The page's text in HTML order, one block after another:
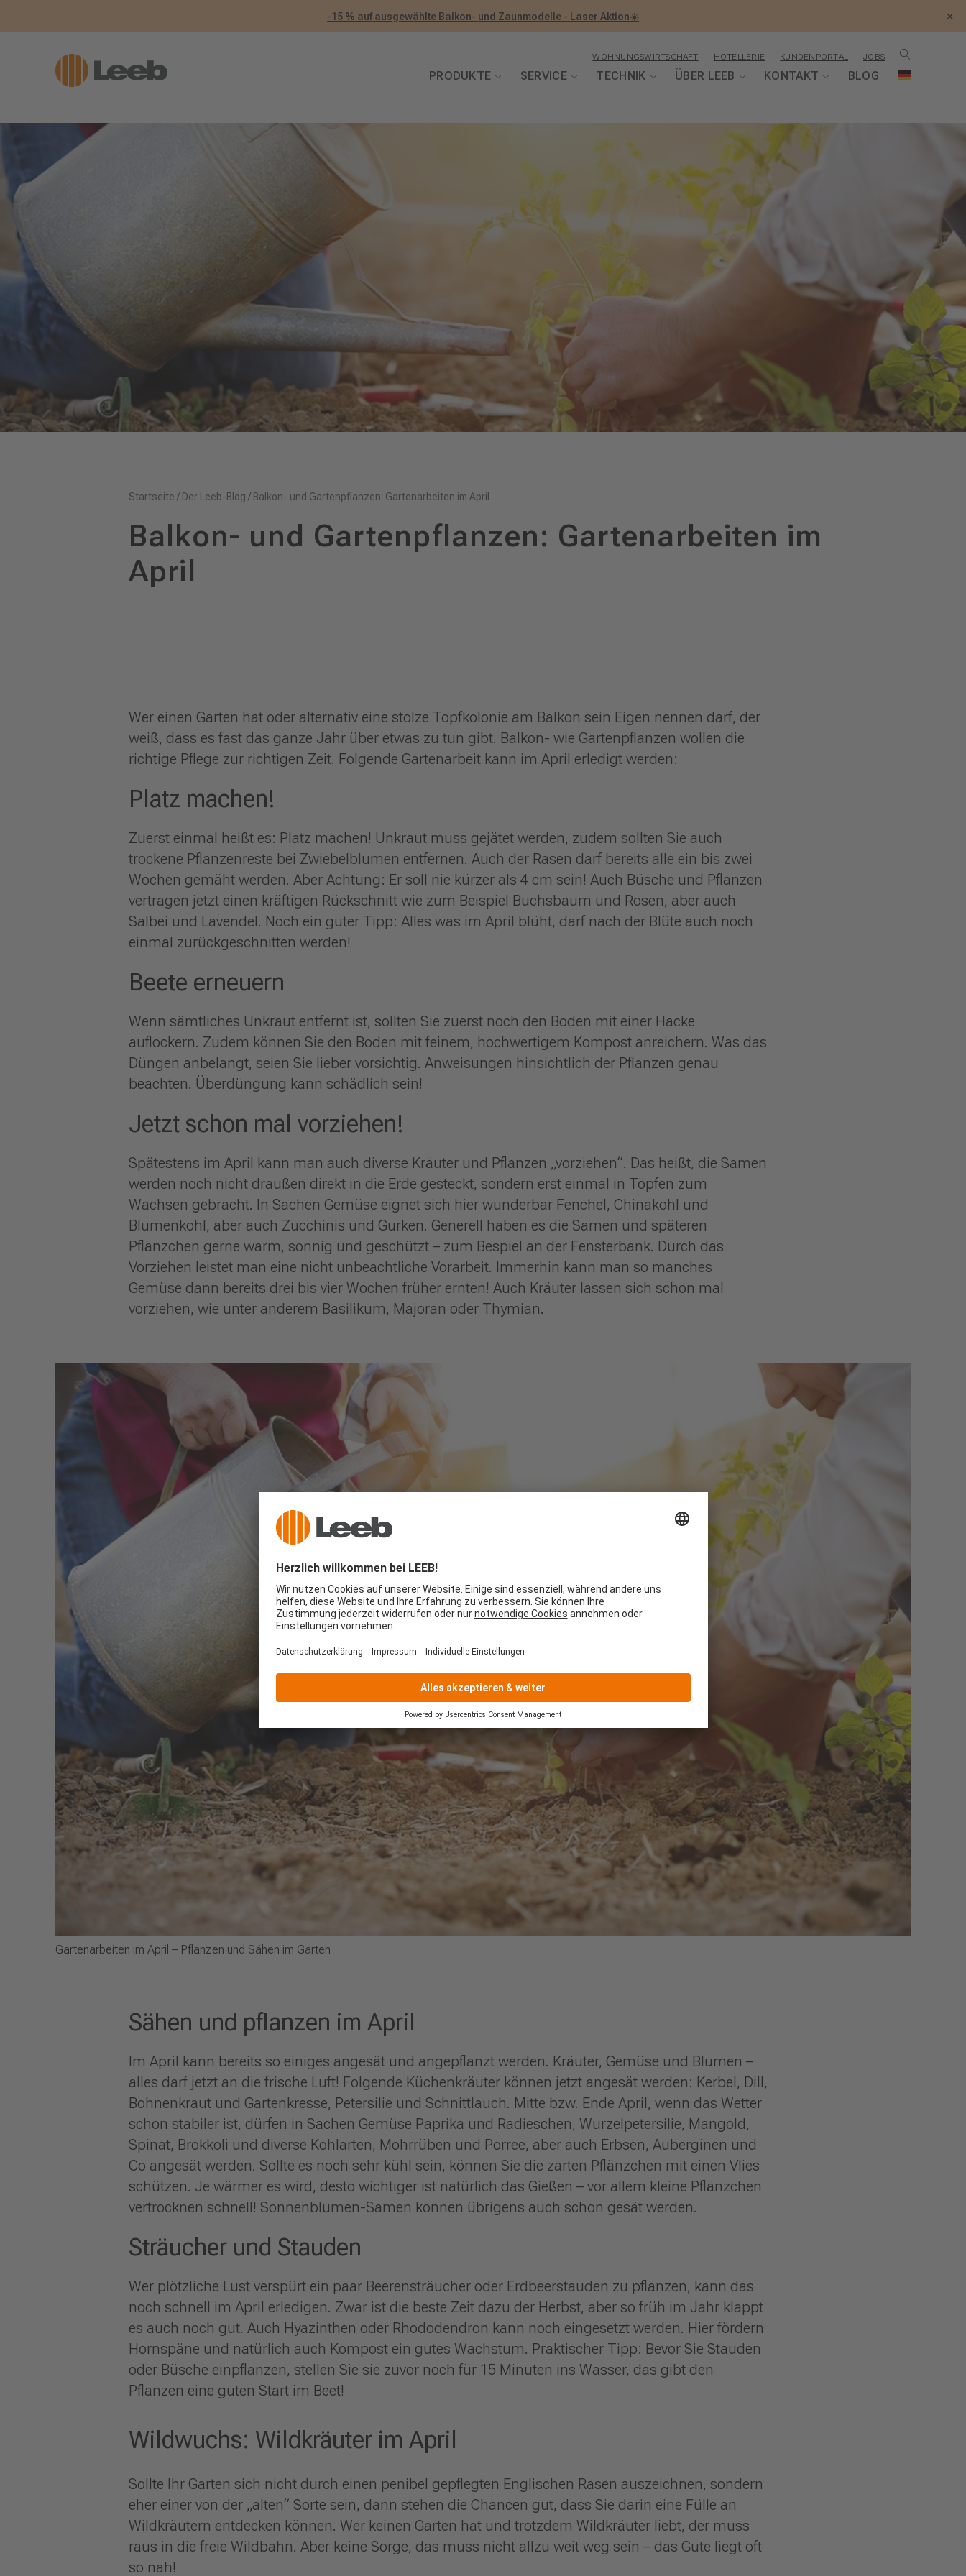
-15 % auf ausgewählte Balkon- und Zaunmodelle - Laser Aktion☀️ ×
WOHNUNGSWIRTSCHAFT HOTELLERIE KUNDENPORTAL JOBS
PRODUKTE SERVICE TECHNIK ÜBER LEEB KONTAKT BLOG
Startseite / Der Leeb-Blog / Balkon- und Gartenpflanzen: Gartenarbeiten im April
Balkon- und Gartenpflanzen: Gartenarbeiten im
April
Wer einen Garten hat oder alternativ eine stolze Topfkolonie am Balkon sein Eigen nennen darf, der
weiß, dass es fast das ganze Jahr über etwas zu tun gibt. Balkon- wie Gartenpflanzen wollen die
richtige Pflege zur richtigen Zeit. Folgende Gartenarbeit kann im April erledigt werden:
Platz machen!
Zuerst einmal heißt es: Platz machen! Unkraut muss gejätet werden, zudem sollten Sie auch
trockene Pflanzenreste bei Zwiebelblumen entfernen. Auch der Rasen darf bereits alle ein bis zwei
Wochen gemäht werden. Aber Achtung: Er soll nie kürzer als 4 cm sein! Auch Büsche und Pflanzen
vertragen jetzt einen kräftigen Rückschnitt wie zum Beispiel Buchsbaum und Rosen, aber auch
Salbei und Lavendel. Noch ein guter Tipp: Alles was im April blüht, darf nach der Blüte auch noch
einmal zurückgeschnitten werden!
Beete erneuern
Wenn sämtliches Unkraut entfernt ist, sollten Sie zuerst noch den Boden mit einer Hacke
auflockern. Zudem können Sie den Boden mit feinem, hochwertigem Kompost anreichern. Was das
Düngen anbelangt, seien Sie lieber vorsichtig. Anweisungen hinsichtlich der Pflanzen genau
beachten. Überdüngung kann schädlich sein!
Jetzt schon mal vorziehen!
Spätestens im April kann man auch diverse Kräuter und Pflanzen „vorziehen“. Das heißt, die Samen
werden noch nicht draußen direkt in die Erde gesteckt, sondern erst einmal in Töpfen zum
Wachsen gebracht. In Sachen Gemüse eignet sich hier wunderbar Fenchel, Chinakohl und
Blumenkohl, aber auch Zucchinis und Gurken. Generell haben es die Samen und späteren
Pflänzchen gerne warm, sonnig und geschützt – zum Bespiel an der Fensterbank. Durch das
Vorziehen leistet man eine nicht unbeachtliche Vorarbeit. Immerhin kann man so manches
Gemüse dann bereits drei bis vier Wochen früher ernten! Auch Kräuter lassen sich schon mal
vorziehen, wie unter anderem Basilikum, Majoran oder Thymian.
Gartenarbeiten im April – Pflanzen und Sähen im Garten
Sähen und pflanzen im April
Im April kann bereits so einiges angesät und angepflanzt werden. Kräuter, Gemüse und Blumen –
alles darf jetzt an die frische Luft! Folgende Küchenkräuter können jetzt angesät werden: Kerbel, Dill,
Bohnenkraut und Gartenkresse, Petersilie und Schnittlauch. Mitte bzw. Ende April, wenn das Wetter
schon stabiler ist, dürfen in Sachen Gemüse Paprika und Radieschen, Wurzelpetersilie, Mangold,
Spinat, Brokkoli und diverse Kohlarten, Mohrrüben und Porree, aber auch Erbsen, Auberginen und
Co angesät werden. Sollte es noch sehr kühl sein, können Sie die zarten Pflänzchen mit einen Vlies
schützen. Je wärmer es wird, desto wichtiger ist natürlich das Gießen – vor allem kleine Pflänzchen
vertrocknen schnell! Sonnenblumen-Samen können übrigens auch schon gesät werden.
Sträucher und Stauden
Wer plötzliche Lust verspürt ein paar Beerensträucher oder Erdbeerstauden zu pflanzen, kann das
noch schnell im April erledigen. Zwar ist die beste Zeit dazu der Herbst, aber so früh im Jahr klappt
es auch noch gut. Auch Hyazinthen oder Rhododendron kann noch eingesetzt werden. Hier fördern
Hornspäne und natürlich auch Kompost ein gutes Wachstum. Praktischer Tipp: Bevor Sie Stauden
oder Büsche einpflanzen, stellen Sie sie zuvor noch für 15 Minuten ins Wasser, das gibt den
Pflanzen eine guten Start im Beet!
Wildwuchs: Wildkräuter im April
Sollte Ihr Garten sich nicht durch einen penibel gepflegten Englischen Rasen auszeichnen, sondern
eher einer von der „alten“ Sorte sein, dann stehen die Chancen gut, dass Sie darin eine Fülle an
Wildkräutern entdecken können. Wer keinen Garten hat und trotzdem Wildkräuter liebt, der muss
raus in die freie Wildbahn. Aber keine Sorge, das muss nicht allzu weit weg sein – das Gute liegt oft
so nah!